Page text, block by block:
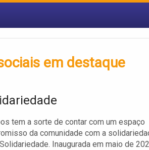
em destaque
tem a sorte de contar com um espaço
da comunidade com a
Inaugurada em maio de